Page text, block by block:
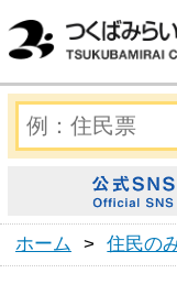
ホーム > 住民の